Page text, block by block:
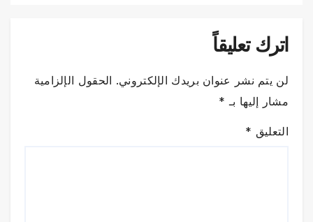
اترك تعليقاً
لن يتم نشر عنوان بريدك الإلكتروني. الحقول الإلزامية
مشار إليها بـ *
التعليق *